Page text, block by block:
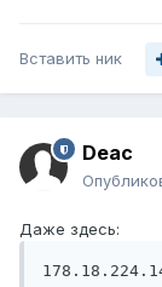
Вставить ник
Deac
Даже здесь: